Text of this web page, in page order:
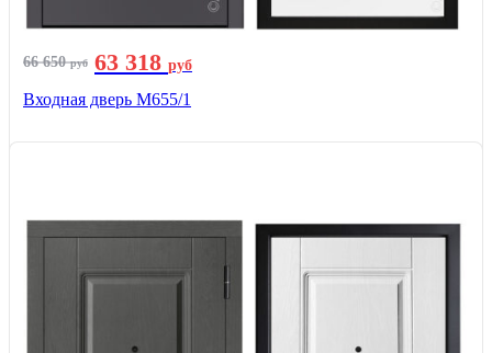
66 650руб 63 318 руб
Входная дверь М655/1